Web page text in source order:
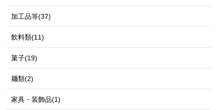
加工品等(37)
飲料類(11)
菓子(19)
麺類(2)
家具・装飾品(1)